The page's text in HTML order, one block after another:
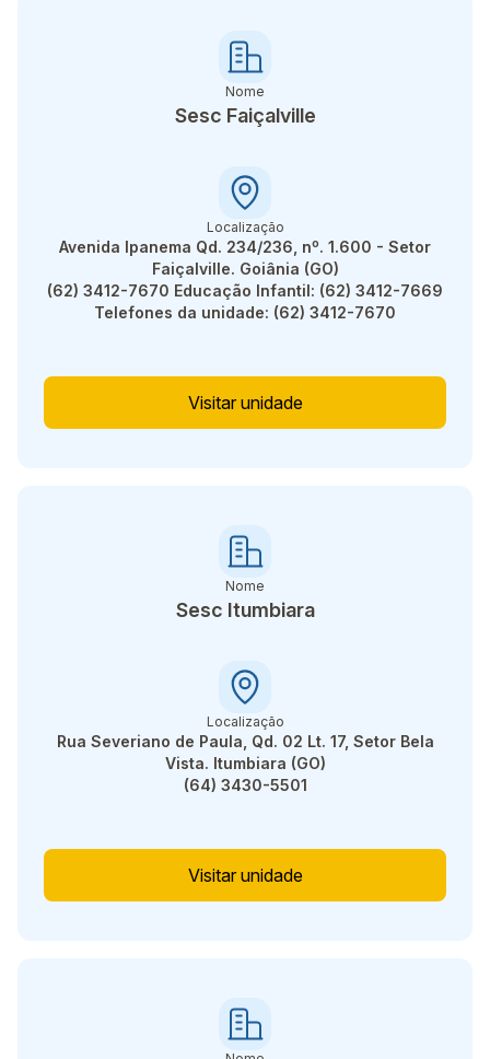
Nome
Sesc Faiçalville
Localização
Avenida Ipanema Qd. 234/236, nº. 1.600 - Setor
Faiçalville. Goiânia (GO)
(62) 3412-7670 Educação Infantil: (62) 3412-7669
Telefones da unidade: (62) 3412-7670
Visitar unidade
Nome
Sesc Itumbiara
Localização
Rua Severiano de Paula, Qd. 02 Lt. 17, Setor Bela
Vista. Itumbiara (GO)
(64) 3430-5501
Visitar unidade